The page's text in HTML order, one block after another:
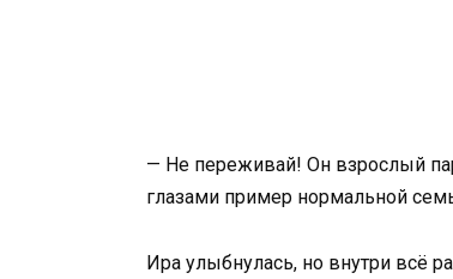
— Не переживай! Он взрослый
глазами пример нормальной
Ира улыбнулась, но внутри всё